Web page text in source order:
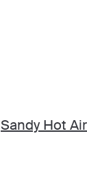
Sandy Hot